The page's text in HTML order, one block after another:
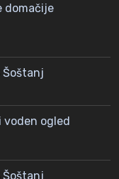
domačije
Šoštanj
voden ogled
Šoštanj